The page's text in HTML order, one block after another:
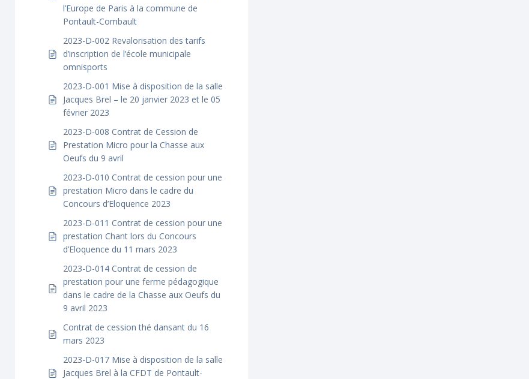
l’Europe de Paris à la commune de
Pontault-Combault
2023-D-002 Revalorisation des tarifs
d’inscription de l’école municipale
omnisports
2023-D-001 Mise à disposition de la salle
Jacques Brel – le 20 janvier 2023 et le 05
février 2023
2023-D-008 Contrat de Cession de
Prestation Micro pour la Chasse aux
Oeufs du 9 avril
2023-D-010 Contrat de cession pour une
prestation Micro dans le cadre du
Concours d’Eloquence 2023
2023-D-011 Contrat de cession pour une
prestation Chant lors du Concours
d’Eloquence du 11 mars 2023
2023-D-014 Contrat de cession de
prestation pour une ferme pédagogique
dans le cadre de la Chasse aux Oeufs du
9 avril 2023
Contrat de cession thé dansant du 16
mars 2023
2023-D-017 Mise à disposition de la salle
Jacques Brel à la CFDT de Pontault-